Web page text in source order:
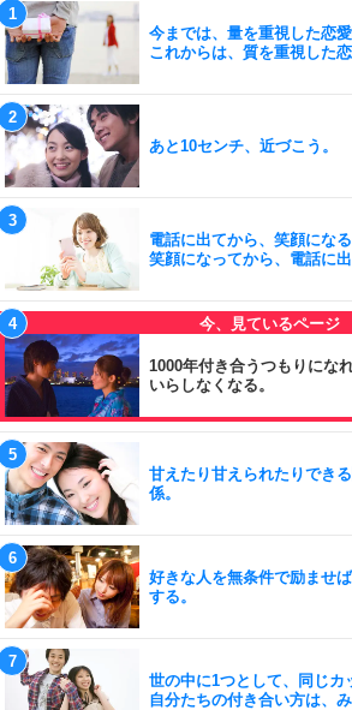
今までは、量を重視した恋愛
これからは、質を重視した
あと10センチ、近づこう。
電話に出てから、笑顔になる
笑顔になってから、電話に出
1000年付き合うつもりにな
いらしなくなる。
甘えたり甘えられたりでき
係。
好きな人を無条件で励ませ
する。
世の中に1つとして、同じカ
自分たちの付き合い方は、